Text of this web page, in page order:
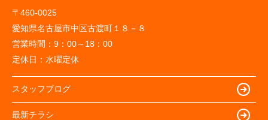
〒460-0025
愛知県名古屋市中区古渡町１８－８
営業時間： 9：00～18：00
定休日： 水曜定休
スタッフブログ
最新チラシ